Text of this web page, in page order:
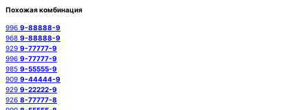
Похожая комбинация
996 9-88888-9
968 9-88888-9
929 9-77777-9
996 9-77777-9
985 9-55555-9
909 9-44444-9
929 9-22222-9
926 8-77777-8